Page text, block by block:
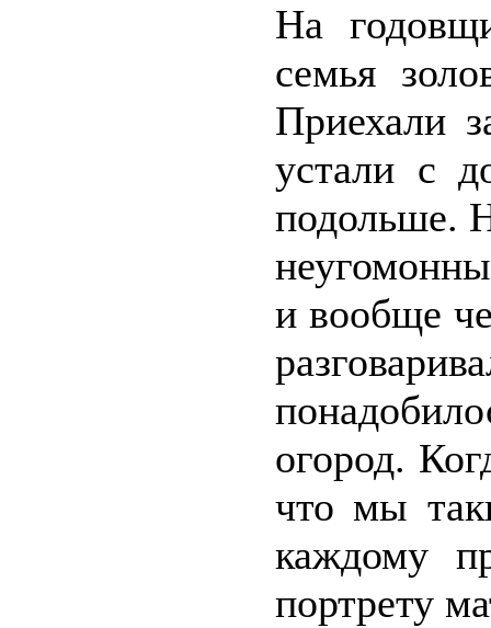
На
семья
Приехали
устали с
подольше.
и вообще
огород.
что мы
каждому
портрету